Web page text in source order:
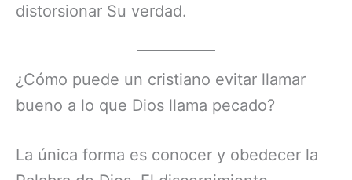
distorsionar Su verdad.
¿Cómo puede un cristiano evitar llamar
bueno a lo que Dios llama pecado?
La única forma es conocer y obedecer la